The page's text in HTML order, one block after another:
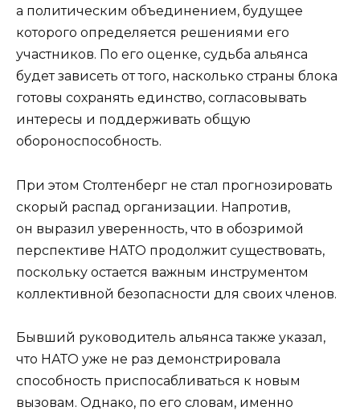
а политическим объединением, будущее
которого определяется решениями его
участников. По его оценке, судьба альянса
будет зависеть от того, насколько страны блока
готовы сохранять единство, согласовывать
интересы и поддерживать общую
обороноспособность.
При этом Столтенберг не стал прогнозировать
скорый распад организации. Напротив,
он выразил уверенность, что в обозримой
перспективе НАТО продолжит существовать,
поскольку остается важным инструментом
коллективной безопасности для своих членов.
Бывший руководитель альянса также указал,
что НАТО уже не раз демонстрировала
способность приспосабливаться к новым
вызовам. Однако, по его словам, именно